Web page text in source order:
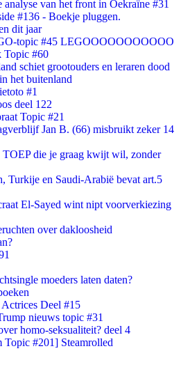
analyse van het front in Oekraïne #31
#136 - Boekje pluggen.
dit jaar
topic #45 LEGOOOOOOOOOOO
Topic #60
schiet grootouders en leraren dood
het buitenland
#1
deel 122
Topic #21
Jan B. (66) misbruikt zeker 14
die je graag kwijt wil, zonder
Turkije en Saudi-Arabië bevat art.5
El-Sayed wint nipt voorverkiezing
over dakloosheid
moeders laten daten?
Deel #15
nieuws topic #31
homo-seksualiteit? deel 4
Topic #201] Steamrolled